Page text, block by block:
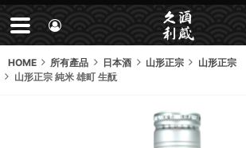
HOME 所有產品 日本酒 山形正宗
山形正宗
山形正宗 純米 雄町 生酛